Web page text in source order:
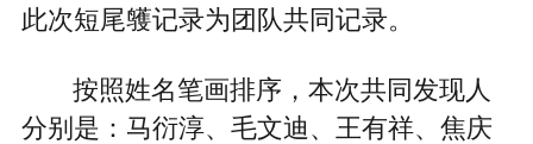
此次短尾鹱记录为团队共同记录。
按照姓名笔画排序，本次共同发现人
分别是：马衍淳、毛文迪、王有祥、焦庆